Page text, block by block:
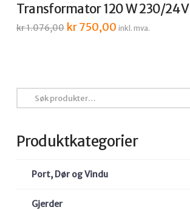
Transformator 120 W 230/24 V
kr1.076,00 Opprinnelig
pris
kr750,00Nåværende
pris
inkl. mva.
etter:
Produktkategorier
Port, Dør og Vindu
Gjerder